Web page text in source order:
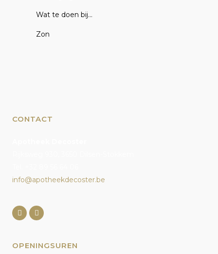
Wat te doen bij…
Zon
CONTACT
info@apotheekdecoster.be
OPENINGSUREN